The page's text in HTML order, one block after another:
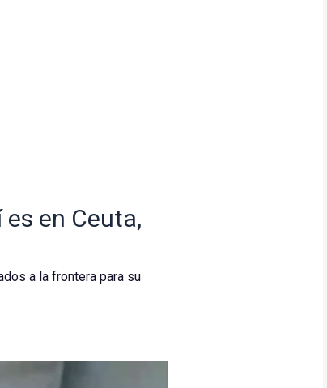
en Ceuta,
a la frontera para su